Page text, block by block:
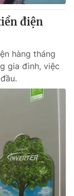
điện
hàng tháng
gia đình, việc